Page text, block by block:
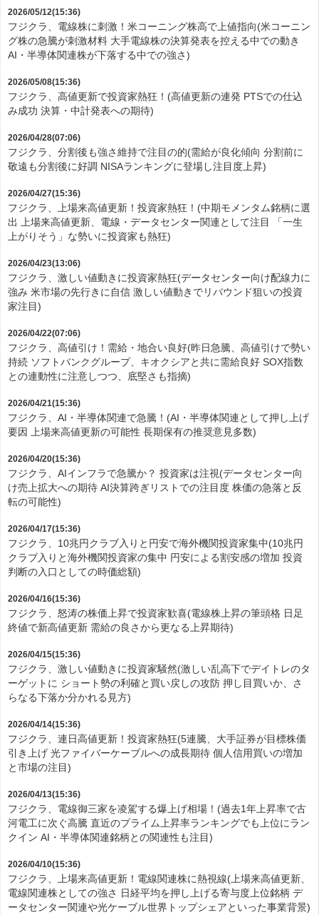
2026/05/12(15:36)
フジクラ、電線株に刺激！米コーニング株高で上値指向(米コーニン
グ株の急騰が刺激材料 大手電線株の決算発表を控える中での動き
AI・半導体関連株が下落する中での強さ)
2026/05/08(15:36)
フジクラ、高値更新で投資家熱狂！(高値更新の連発 PTSでの仕込
み成功 決算・中計発表への期待)
2026/04/28(07:06)
フジクラ、分割後も強さ維持で注目の的(需給が良化傾向 分割前に
敬遠も分割後に好調 NISAランキングに登場し注目度上昇)
2026/04/27(15:36)
フジクラ、上場来高値更新！投資家熱狂！(中期モメンタム銘柄に選
出 上場来高値更新、電線・データセンター関連として注目 「一生
上がりそう」な勢いに投資家も熱狂)
2026/04/23(13:06)
フジクラ、激しい値動きに投資家熱狂(データセンター向け配線力に
強み 米市場の先行きに自信 激しい値動きでリバウンド狙いの投資
家注目)
2026/04/22(07:06)
フジクラ、高値引け！需給・地合い良好(昨日急騰、高値引けで勢い
持続 ソフトバンクグループ、キオクシアと共に需給良好 SOX指数
との連動性に注意しつつ、底堅さも指摘)
2026/04/21(15:36)
フジクラ、AI・半導体関連で急騰！(AI・半導体関連として押し上げ
要因 上場来高値更新の可能性 長期保有の推奨意見多数)
2026/04/20(15:36)
フジクラ、AIインフラで急騰か？ 投資家は注視(データセンター向
け売上拡大への期待 AI決算跨ぎリストでの注目度 株価の急落と反
転の可能性)
2026/04/17(15:36)
フジクラ、10兆円クラブ入りと円安で海外機関投資家集中(10兆円
クラブ入りと海外機関投資家の集中 円安による割安感の増加 投資
判断の入口としての時価総額)
2026/04/16(15:36)
フジクラ、怒涛の株価上昇で投資家歓喜(電線株上昇の筆頭格 日足
終値で新高値更新 需給の良さから更なる上昇期待)
2026/04/15(15:36)
フジクラ、激しい値動きに投資家騒然(激しい乱高下でデイトレのタ
ーゲットに ショート勢の利確と買い戻しの攻防 押し目買いか、さ
らなる下落か分かれる見方)
2026/04/14(15:36)
フジクラ、連日高値更新！投資家熱狂(5連騰、大手証券が目標株価
引き上げ 光ファイバーケーブルへの成長期待 個人信用買いの増加
と市場の注目)
2026/04/13(15:36)
フジクラ、電線御三家を凌駕する爆上げ相場！(過去1年上昇率で古
河電工に次ぐ高騰 直近のプライム上昇率ランキングでも上位にラン
クイン AI・半導体関連銘柄との関連性も注目)
2026/04/10(15:36)
フジクラ、上場来高値更新！電線関連株に熱視線(上場来高値更新、
電線関連株としての強さ 日経平均を押し上げる寄与度上位銘柄 デ
ータセンター関連や光ケーブル世界トップシェアといった事業背景)